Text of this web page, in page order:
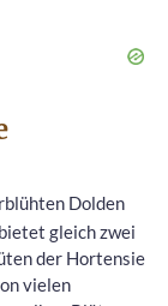
Dolden
gleich zwei
der Hortensie
vielen